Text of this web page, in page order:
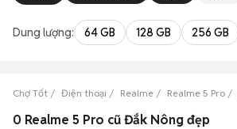
Dung lượng: 64 GB 128 GB 256 GB
Chợ Tốt Điện thoại Realme Realme 5 Pro
0 Realme 5 Pro cũ Đắk Nông đẹp